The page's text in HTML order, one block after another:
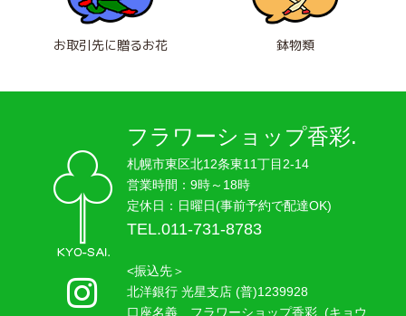
お取引先に贈るお花 鉢物類
フラワーショップ香彩.
札幌市東区北12条東11丁目2-14
営業時間：9時～18時
定休日：日曜日(事前予約で配達OK)
TEL.011-731-8783
<振込先＞
北洋銀行 光星支店 (普)1239928
口座名義 フラワーショップ香彩. (キョウ